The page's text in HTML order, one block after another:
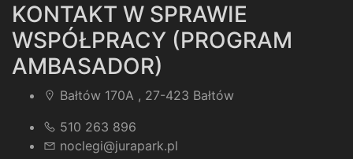
KONTAKT W SPRAWIE
WSPÓŁPRACY (PROGRAM
AMBASADOR)
Bałtów 170A , 27-423 Bałtów
510 263 896
noclegi@jurapark.pl